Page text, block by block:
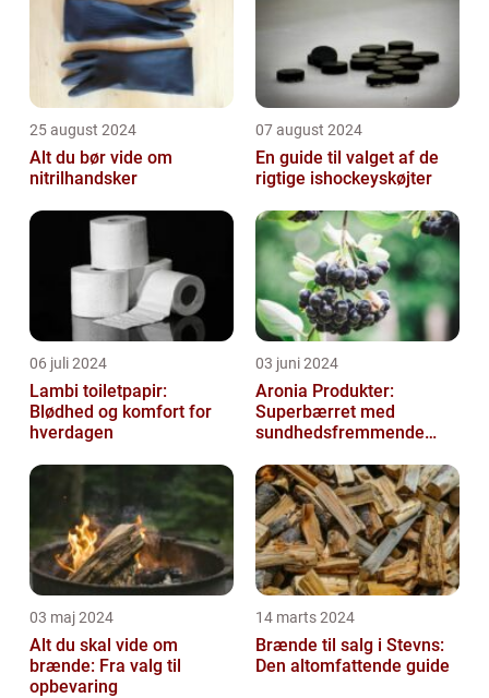
25 august 2024
Alt du bør vide om
nitrilhandsker
07 august 2024
En guide til valget af de
rigtige ishockeyskøjter
06 juli 2024
Lambi toiletpapir:
Blødhed og komfort for
hverdagen
03 juni 2024
Aronia Produkter:
Superbærret med
sundhedsfremmende
03 maj 2024
Alt du skal vide om
brænde: Fra valg til
opbevaring
14 marts 2024
Brænde til salg i Stevns:
Den altomfattende guide